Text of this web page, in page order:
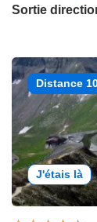
Sortie
Distance
J'étais là